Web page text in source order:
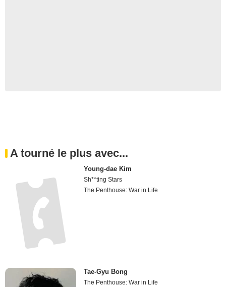
A tourné le plus avec...
Young-dae Kim
Sh**ting Stars
The Penthouse: War in Life
Tae-Gyu Bong
The Penthouse: War in Life